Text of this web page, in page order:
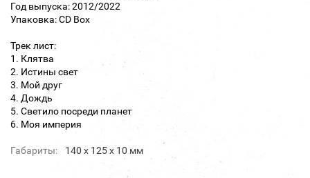
Год выпуска: 2012/2022
Упаковка: CD Box
Трек лист:
1. Клятва
2. Истины свет
3. Мой друг
4. Дождь
5. Светило посреди планет
6. Моя империя
Габариты: 140 х 125 х 10 мм